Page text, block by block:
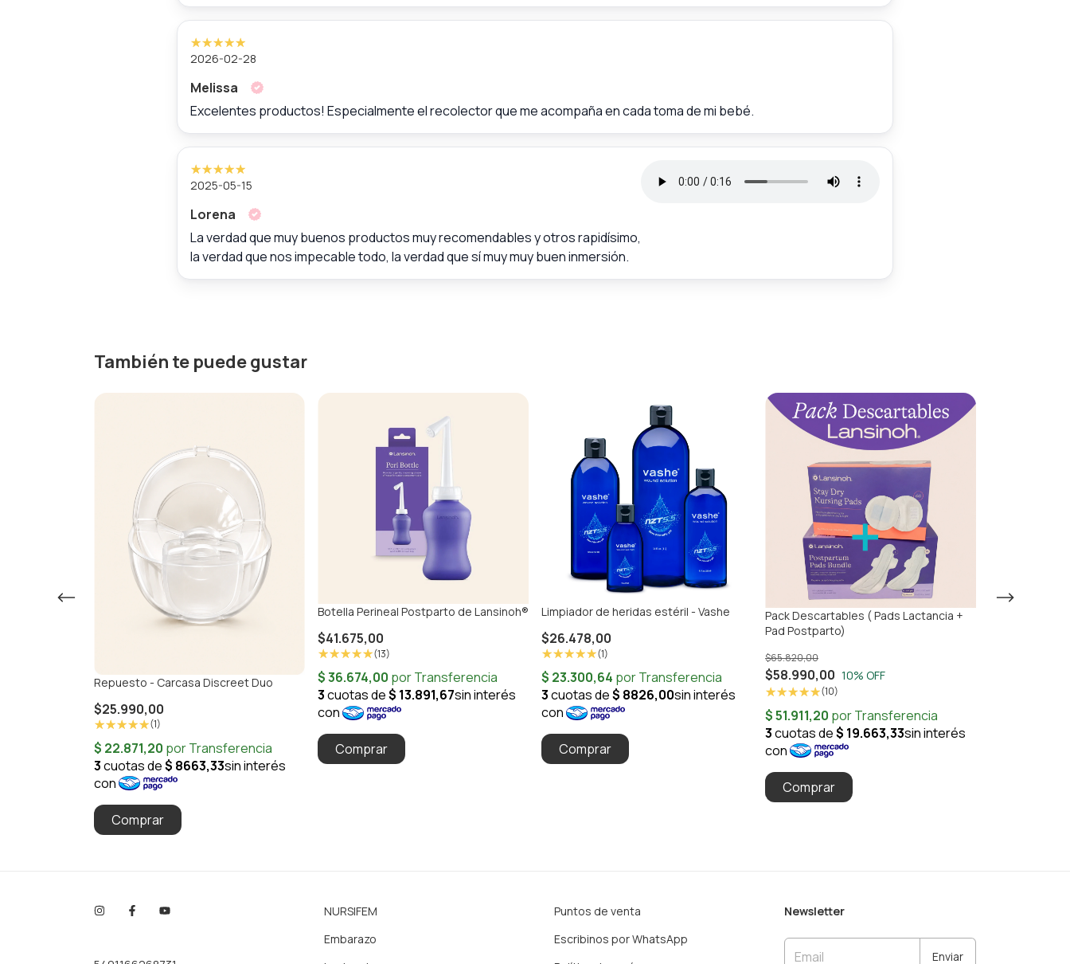
2026-02-28
Melissa
Excelentes productos! Especialmente el recolector que me acompaña en cada toma de mi bebé.
2025-05-15
Lorena
La verdad que muy buenos productos muy recomendables y otros rapidísimo,
la verdad que nos impecable todo, la verdad que sí muy muy buen inmersión.
También te puede gustar
Repuesto - Carcasa Discreet Duo
$25.990,00
(1)
Botella Perineal Postparto de Lansinoh®
$41.675,00
(13)
Limpiador de heridas estéril - Vashe
$26.478,00
(1)
Comprar
Pack Descartables ( Pads Lactancia +
Pad Postparto)
$58.990,00
$65.820,00
10% OFF
(10)
NURSIFEM
Embarazo
Puntos de venta
Escribinos por WhatsApp
Newsletter